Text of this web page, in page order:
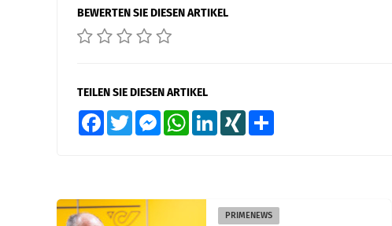
BEWERTEN SIE DIESEN ARTIKEL
TEILEN SIE DIESEN ARTIKEL
FacebookTwitter MessengerWhatsAppLinkedInXING
PRIMENEWS